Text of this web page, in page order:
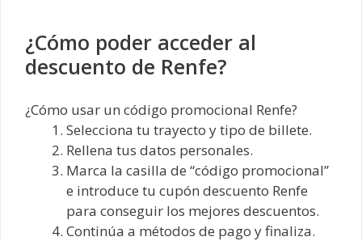
¿Cómo poder acceder al
descuento de Renfe?
¿Cómo usar un código promocional Renfe?
Selecciona tu trayecto y tipo de billete.
Rellena tus datos personales.
Marca la casilla de “código promocional”
e introduce tu cupón descuento Renfe
para conseguir los mejores descuentos.
Continúa a métodos de pago y finaliza.